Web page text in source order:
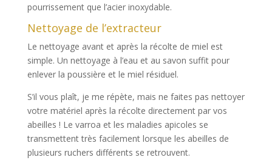
pourrissement que l’acier inoxydable.
Nettoyage de l’extracteur
Le nettoyage avant et après la récolte de miel est
simple. Un nettoyage à l’eau et au savon suffit pour
enlever la poussière et le miel résiduel.
S’il vous plaît, je me répète, mais ne faites pas nettoyer
votre matériel après la récolte directement par vos
abeilles ! Le varroa et les maladies apicoles se
transmettent très facilement lorsque les abeilles de
plusieurs ruchers différents se retrouvent.